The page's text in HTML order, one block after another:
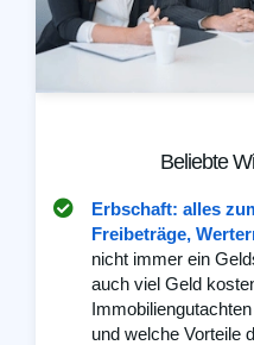
Beliebte
Erbschaft: alles
Freibeträge,
nicht immer ein
auch viel Geld
und welche Vorteile